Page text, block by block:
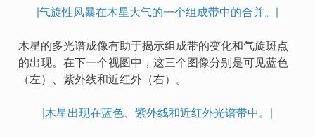
|气旋性风暴在木星大气的一个组成带中的合并。|
木星的多光谱成像有助于揭示组成带的变化和气旋斑点
的出现。在下一个视图中，这三个图像分别是可见蓝色
（左）、紫外线和近红外（右）。
|木星出现在蓝色、紫外线和近红外光谱带中。|